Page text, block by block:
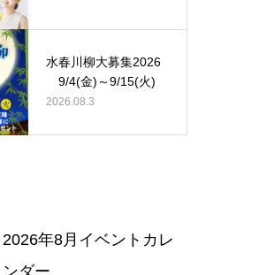
水春川柳大募集2026
9/4(金)～9/15(火)
2026.08.3
2026年8月イベントカレ